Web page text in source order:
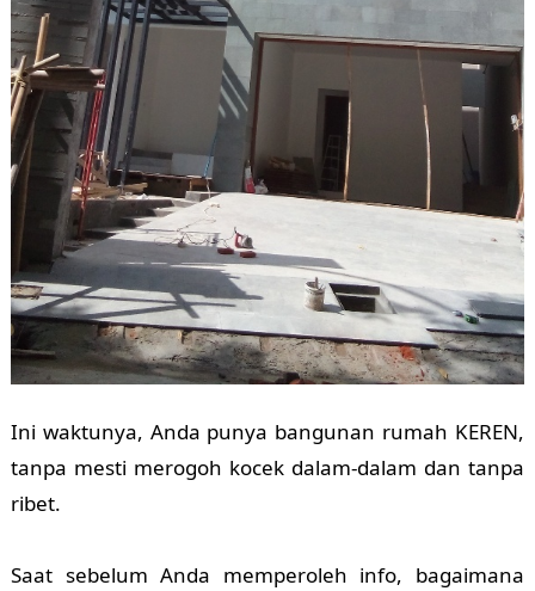
Ini waktunya, Anda punya bangunan rumah KEREN,
tanpa mesti merogoh kocek dalam-dalam dan tanpa
ribet.
Saat sebelum Anda memperoleh info, bagaimana